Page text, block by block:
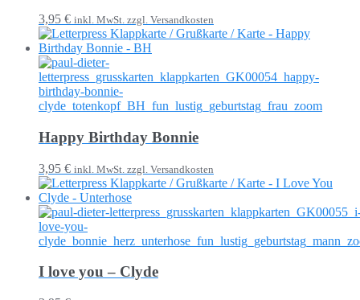
3,95 € inkl. MwSt. zzgl. Versandkosten
Happy Birthday Bonnie
3,95 € inkl. MwSt. zzgl. Versandkosten
I love you – Clyde